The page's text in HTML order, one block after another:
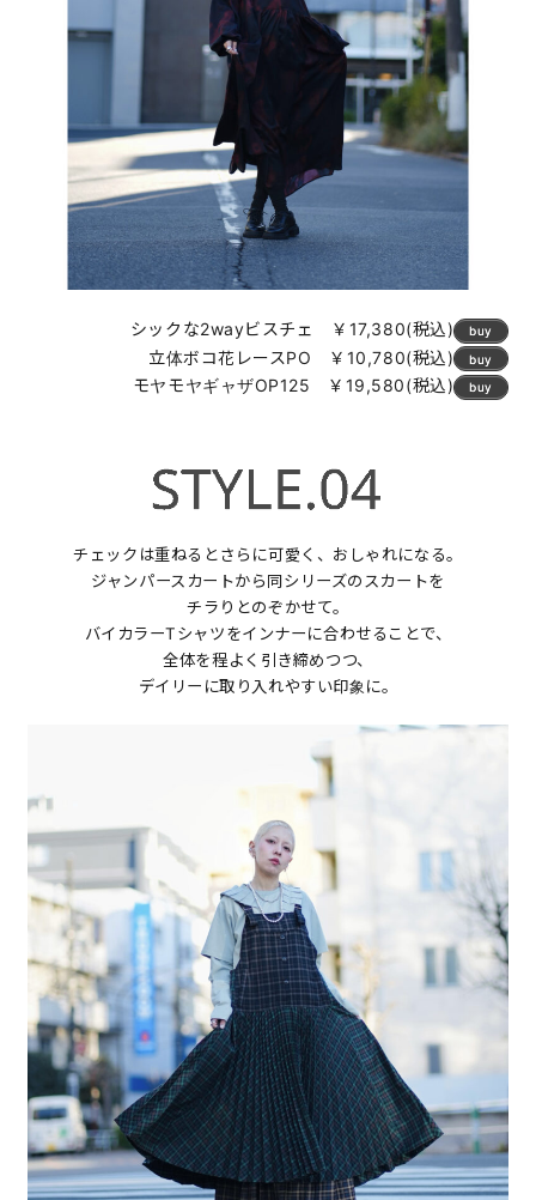
シックな2wayビスチェ ￥17,380(税込) buy
立体ボコ花レースPO ￥10,780(税込) buy
モヤモヤギャザOP125 ￥19,580(税込) buy
チェックは重ねるとさらに可愛く、おしゃれになる。
ジャンパースカートから同シリーズのスカートを
チラりとのぞかせて。
バイカラーTシャツをインナーに合わせることで、
全体を程よく引き締めつつ、
デイリーに取り入れやすい印象に。